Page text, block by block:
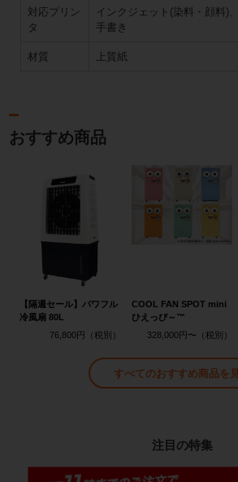
対応プリン
タ
インクジェット(染料・顔料)
手書き
材質 上質紙
おすすめ商品
【隔週セール】パワフル
冷風扇 80L
76,800円
COOL FAN SPOT mini
ひえっぴ～™
328,000円〜
すべてのおすすめ商品を
注目の特集